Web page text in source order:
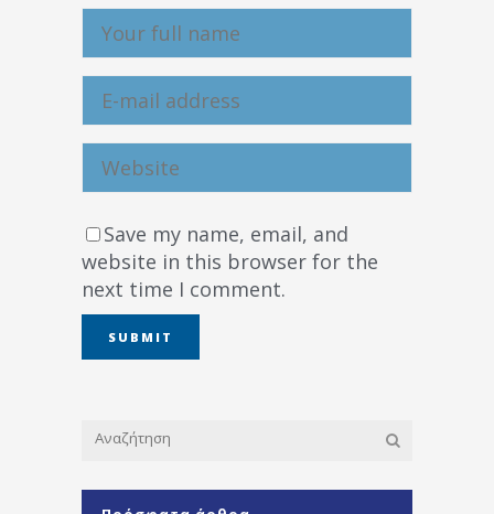
Save my name, email, and
website in this browser for the
next time I comment.